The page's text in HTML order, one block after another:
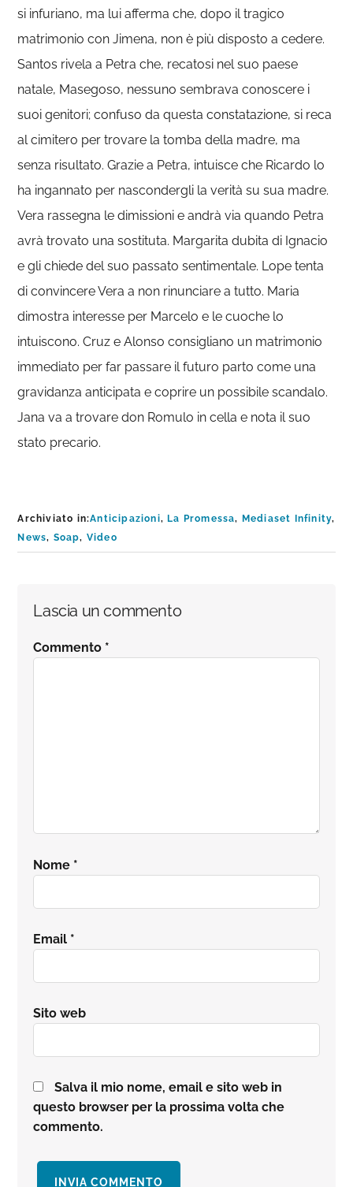
si infuriano, ma lui afferma che, dopo il tragico
matrimonio con Jimena, non è più disposto a cedere.
Santos rivela a Petra che, recatosi nel suo paese
natale, Masegoso, nessuno sembrava conoscere i
suoi genitori; confuso da questa constatazione, si reca
al cimitero per trovare la tomba della madre, ma
senza risultato. Grazie a Petra, intuisce che Ricardo lo
ha ingannato per nascondergli la verità su sua madre.
Vera rassegna le dimissioni e andrà via quando Petra
avrà trovato una sostituta. Margarita dubita di Ignacio
e gli chiede del suo passato sentimentale. Lope tenta
di convincere Vera a non rinunciare a tutto. Maria
dimostra interesse per Marcelo e le cuoche lo
intuiscono. Cruz e Alonso consigliano un matrimonio
immediato per far passare il futuro parto come una
gravidanza anticipata e coprire un possibile scandalo.
Jana va a trovare don Romulo in cella e nota il suo
stato precario.
Archiviato in:Anticipazioni,La Promessa, Mediaset Infinity,
News, Soap, Video
Interazioni
del
Lascia un commento
Commento *
Nome *
Email *
Sito web
Salva il mio nome, email e sito web in
questo browser per la prossima volta che
commento.